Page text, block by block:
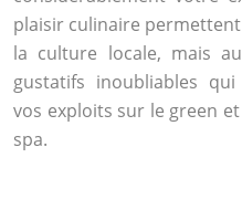
plaisir culinaire
la culture locale, mais
gustatifs inoubliables
vos exploits sur le green
spa.